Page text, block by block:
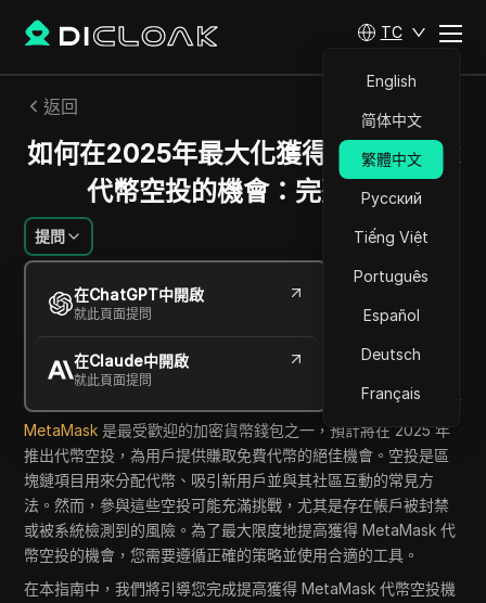
TC
English
简体中文
繁體中文
Русский
Tiếng Việt
Português
Español
Deutsch
Français
返回
如何在2025年最大化獲得MetaMask
代幣空投的機會：完整指南
提問
在ChatGPT中開啟
就此頁面提問
在Claude中開啟
就此頁面提問
艾蜜莉·格雷絲·約翰遜
2025年10月 6 分鐘 閱讀
Copy Link
MetaMask 是最受歡迎的加密貨幣錢包之一，預計將在 2025 年
推出代幣空投，為用戶提供賺取免費代幣的絕佳機會。空投是區
塊鏈項目用來分配代幣、吸引新用戶並與其社區互動的常見方
法。然而，參與這些空投可能充滿挑戰，尤其是存在帳戶被封禁
或被系統檢測到的風險。為了最大限度地提高獲得 MetaMask 代
幣空投的機會，您需要遵循正確的策略並使用合適的工具。
在本指南中，我們將引導您完成提高獲得 MetaMask 代幣空投機